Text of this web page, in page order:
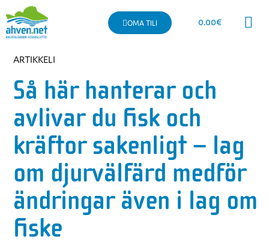
OMA TILI 0.00€
ARTIKKELI
Så här hanterar och
avlivar du fisk och
kräftor sakenligt – lag
om djurvälfärd medför
ändringar även i lag om
fiske